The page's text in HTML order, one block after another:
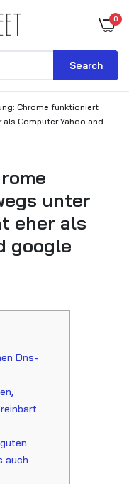
0
Search
Chrome funktioniert
Computer Yahoo and
unter
eher als
google
Dns-
auch